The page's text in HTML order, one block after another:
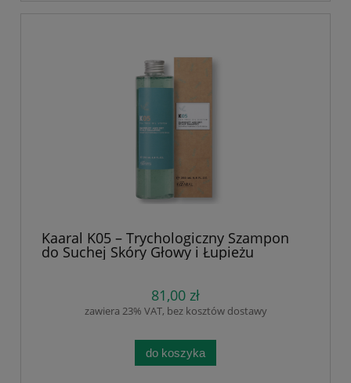
Kaaral K05 – Trychologiczny Szampon
do Suchej Skóry Głowy i Łupieżu
Suchego. Nawilża skórę, zapobiega
podrażnienia, przeciw wypadaniu. Z
Olejkiem z Drzewa Herbacianego 250
81,00 zł
zawiera 23% VAT, bez kosztów dostawy
do koszyka